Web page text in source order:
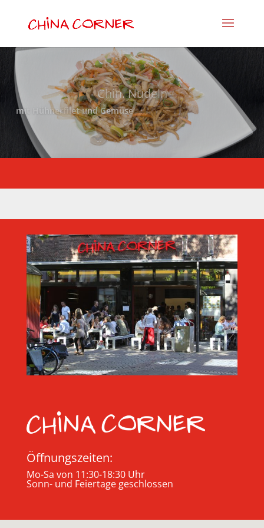
Chin. Nudeln
mit Hühnerfilet und Gemüse
Öffnungszeiten:
Mo-Sa von 11:30-18:30 Uhr
Sonn- und Feiertage geschlossen